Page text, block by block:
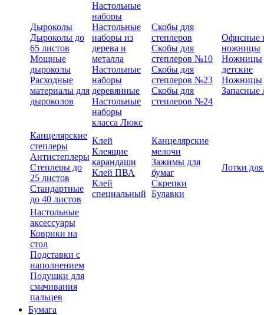
Дыроколы
Дыроколы до
65 листов
Мощные
дыроколы
Расходные
материалы для
дыроколов
Настольные
наборы
Настольные
наборы из
дерева и
металла
Настольные
наборы
деревянные
Настольные
наборы
класса Люкс
Скобы для
степлеров
Скобы для
степлеров №10
Скобы для
степлеров №23
Скобы для
степлеров №24
Офисные
ножницы
Ножницы
детские
Ножницы
Запасные
Канцелярские
степлеры
Антистеплеры
Степлеры до
25 листов
Стандартные
до 40 листов
Клей
Клеящие
карандаши
Клей ПВА
Клей
специальный
Канцелярские
мелочи
Зажимы для
бумаг
Скрепки
Булавки
Лотки
Настольные
аксессуары
Коврики на
стол
Подставки с
наполнением
Подушки для
смачивания
пальцев
Бумага